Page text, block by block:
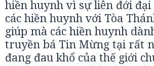
hiền huynh vì sự liên đới
các hiền huynh với Tòa
giúp mà các hiền huynh
truyền bá Tin Mừng tại rất
đang đau khổ của thế giới